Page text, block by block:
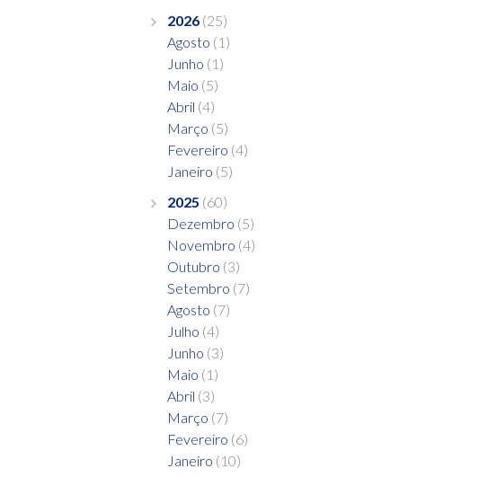
2026 (25)
Agosto (1)
Junho (1)
Maio (5)
Abril (4)
Março (5)
Fevereiro (4)
Janeiro (5)
2025 (60)
Dezembro (5)
Novembro (4)
Outubro (3)
Setembro (7)
Agosto (7)
Julho (4)
Junho (3)
Maio (1)
Abril (3)
Março (7)
Fevereiro (6)
Janeiro (10)